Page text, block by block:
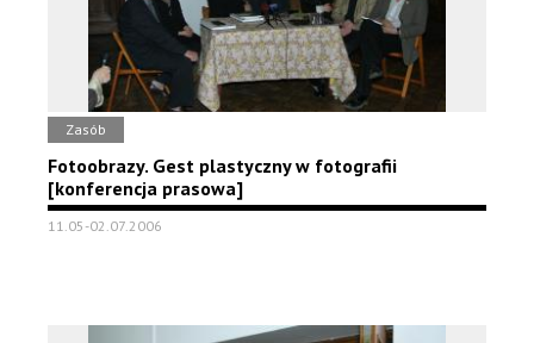
Zasób
Fotoobrazy. Gest plastyczny w fotografii
[konferencja prasowa]
11.05-02.07.2006